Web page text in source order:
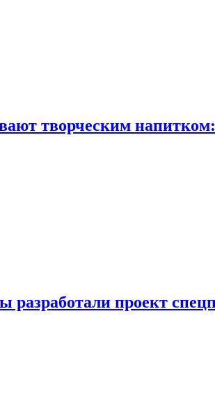
творческим
разработали проект